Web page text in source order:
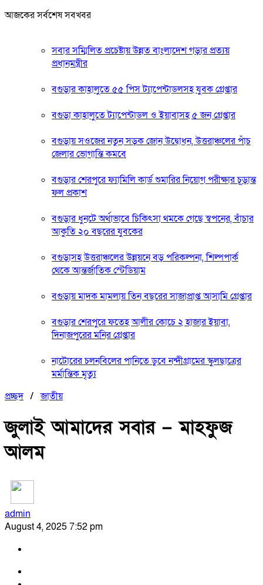
আজকের সর্বশেষ সবখবর
সবার সম্মিলিত প্রচেষ্টায় উন্নত বাংলাদেশ গড়ার প্রত্যয়
প্রধানমন্ত্রীর
বগুড়ার কাহালুতে ৫৫ পিস ট্যাপেন্টাডলসহ যুবক গ্রেপ্তার
বগুড়া কাহালুতে ট্যাপেন্টাডল ও ইয়াবাসহ ৫ জন গ্রেপ্তার
বগুড়ায় সওজের নতুন সড়ক জোন উদ্বোধন, উত্তরাঞ্চলের পাঁচ
জেলার ভোগান্তি কমবে
বগুড়ার শেরপুরে ফ্যামিলি কার্ড শুমারির নিয়োগ পরীক্ষার চূড়ান্ত
ফল প্রকাশ
বগুড়ার ধুনটে অর্থাভাবে চিকিৎসা থমকে গেছে স্বপনের, বাঁচার
আকুতি ২০ বছরের যুবকের
বগুড়াসহ উত্তরাঞ্চলের উন্নয়নে বড় পরিকল্পনা, শিল্পপার্ক
থেকে আন্তর্জাতিক স্টেডিয়াম
বগুড়ায় মাদক মামলায় তিন বছরের সাজাপ্রাপ্ত আসামি গ্রেপ্তার
বগুড়ার শেরপুরে ফতেহ আলীর কোচে ২ হাজার ইয়াবা,
দিনাজপুরের মনির গ্রেপ্তার
নাটোরের চলনবিলের পানিতে ডুবে নন্দীগ্রামের স্কুলছাত্রের
মর্মান্তিক মৃত্যু
প্রচ্ছদ/জাতীয়
জুলাই আমাদের সবার – মাহফুজ
আলম
admin
August 4, 2025 7:52 pm